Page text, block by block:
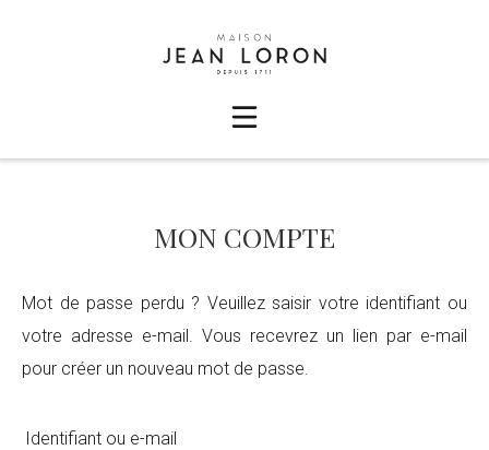
MON COMPTE
Mot de passe perdu ? Veuillez saisir votre identifiant ou
votre adresse e-mail. Vous recevrez un lien par e-mail
pour créer un nouveau mot de passe.
Identifiant ou e-mail